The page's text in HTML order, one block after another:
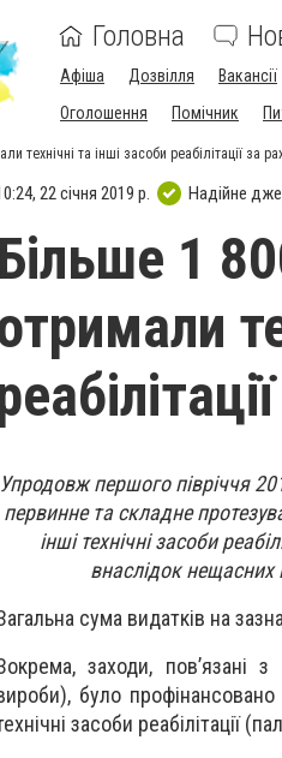
Головна
Афіша Дозвілля Вакансії
Оголошення
Помічник
технічні та інші засоби реабілітації за
22 січня 2019 р. Надійне
Більше 1
Упродовж першого півріччя
первинне та складне
інші технічні засоби
внаслідок нещасних
сума видатків на
заходи, пов’язані
було
засоби реабілітації